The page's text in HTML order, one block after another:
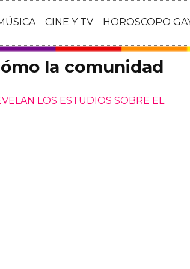
CINE Y TV HOROSCOPO
la comunidad
LOS ESTUDIOS SOBRE EL